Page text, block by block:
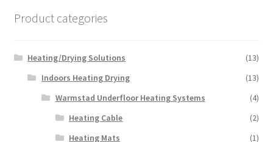
Product categories
Heating/Drying Solutions
(13)
Indoors Heating Drying
(13)
Warmstad Underfloor Heating Systems
(4)
Heating Cable
(2)
Heating Mats
(1)